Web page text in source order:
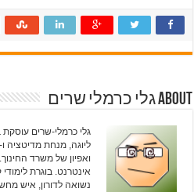
About גלי כרמלי שרים
גלי כרמלי-שרים
ואפיון של משרד
אינטרנט. בוגרת
נשואה לדורון, איש